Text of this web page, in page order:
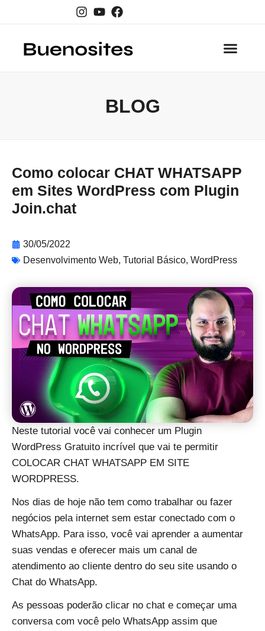
BLOG
Como colocar CHAT WHATSAPP
em Sites WordPress com Plugin
Join.chat
30/05/2022
Desenvolvimento Web, Tutorial Básico, WordPress
Neste tutorial você vai conhecer um Plugin
WordPress Gratuito incrível que vai te permitir
COLOCAR CHAT WHATSAPP EM SITE
WORDPRESS.
Nos dias de hoje não tem como trabalhar ou fazer
negócios pela internet sem estar conectado com o
WhatsApp. Para isso, você vai aprender a aumentar
suas vendas e oferecer mais um canal de
atendimento ao cliente dentro do seu site usando o
Chat do WhatsApp.
As pessoas poderão clicar no chat e começar uma
conversa com você pelo WhatsApp assim que